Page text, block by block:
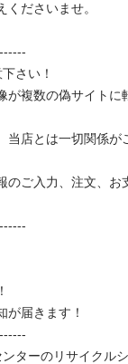
ださいませ。
さい！
が複数の偽サイトに
店とは一切関係が
のご入力、注文、お
が届きます！
ターのリサイクル